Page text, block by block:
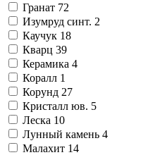
Гранат 72
Изумруд синт. 2
Каучук 18
Кварц 39
Керамика 4
Коралл 1
Корунд 27
Кристалл юв. 5
Леска 10
Лунный камень 4
Малахит 14